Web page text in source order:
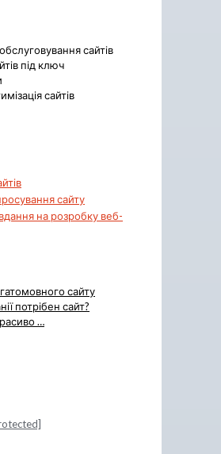
сайтів
під ключ
сайтів
сайту
на розробку веб-
сайту
потрібен сайт?
…